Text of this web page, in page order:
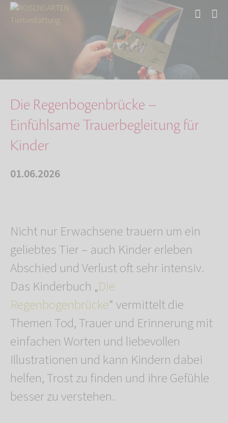
Aktuelles
Die Regenbogenbrücke – Einfühlsame Trauerbegl…
Die Regenbogenbrücke –
Einfühlsame Trauerbegleitung für
Kinder
01.06.2026
Nicht nur Erwachsene trauern um ein
geliebtes Tier – auch Kinder erleben
Abschied und Verlust oft sehr intensiv.
Das Kinderbuch „Die
Regenbogenbrücke“ vermittelt die
Themen Tod, Trauer und Erinnerung mit
einfachen Worten und liebevollen
Illustrationen und kann Kindern dabei
helfen, Trost zu finden und ihre Gefühle
besser zu verstehen.